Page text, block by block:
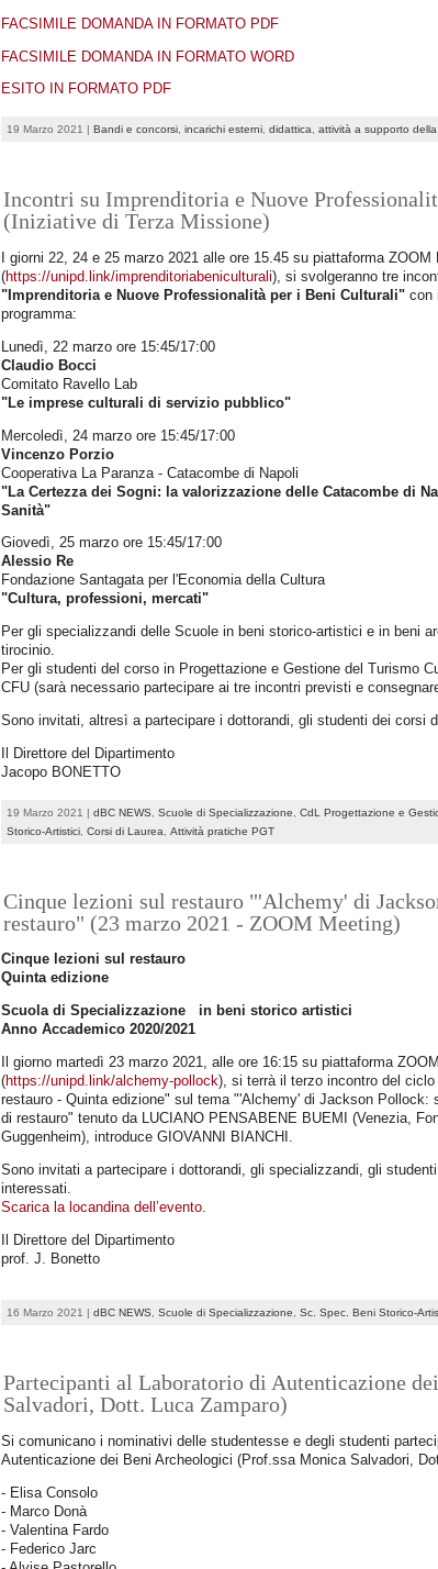
FACSIMILE DOMANDA IN FORMATO PDF
FACSIMILE DOMANDA IN FORMATO WORD
ESITO IN FORMATO PDF
19 Marzo 2021 | Bandi e concorsi incarichi esterni didattica attività a supporto
Incontri su Imprenditoria e Nuove
(Iniziative di Terza Missione)
I giorni 22, 24 e 25 marzo 2021 alle ore 15.45 su piattaforma ZOOM
(https://unipd.link/imprenditoriabeniculturali), si svolgeranno tre
"Imprenditoria e Nuove Professionalità per i Beni Culturali" con
programma:
Lunedì, 22 marzo ore 15:45/17:00
Claudio Bocci
Comitato Ravello Lab
"Le imprese culturali di servizio pubblico"
Mercoledì, 24 marzo ore 15:45/17:00
Vincenzo Porzio
Cooperativa La Paranza - Catacombe di Napoli
"La Certezza dei Sogni: la valorizzazione delle Catacombe di
Sanità"
Giovedì, 25 marzo ore 15:45/17:00
Alessio Re
Fondazione Santagata per l'Economia della Cultura
"Cultura, professioni, mercati"
Per gli specializzandi delle Scuole in beni storico-artistici e in beni
tirocinio.
Per gli studenti del corso in Progettazione e Gestione del Turismo
CFU (sarà necessario partecipare ai tre incontri previsti e
Sono invitati, altresì a partecipare i dottorandi, gli studenti dei corsi
Il Direttore del Dipartimento
Jacopo BONETTO
19 Marzo 2021 | dBC NEWS Scuole di Specializzazione CdL Progettazione e
Storico-Artistici Corsi di Laurea Attività pratiche PGT
Cinque lezioni sul restauro "'Alchemy' di
restauro" (23 marzo 2021 - ZOOM Meeting)
Cinque lezioni sul restauro
Quinta edizione
Scuola di Specializzazione in beni storico artistici
Anno Accademico 2020/2021
Il giorno martedì 23 marzo 2021, alle ore 16:15 su piattaforma
(https://unipd.link/alchemy-pollock), si terrà il terzo incontro del ciclo
restauro - Quinta edizione" sul tema "'Alchemy' di Jackson Pollock:
di restauro" tenuto da LUCIANO PENSABENE BUEMI (Venezia,
Guggenheim), introduce GIOVANNI BIANCHI.
Sono invitati a partecipare i dottorandi, gli specializzandi, gli
interessati.
Scarica la locandina dell’evento
Il Direttore del Dipartimento
prof. J. Bonetto
16 Marzo 2021 | dBC NEWS, Scuole di Specializzazione, Sc. Spec. Beni Storico-
Partecipanti al Laboratorio di Autenticazione
Salvadori, Dott. Luca Zamparo)
Si comunicano i nominativi delle studentesse e degli studenti
Autenticazione dei Beni Archeologici (Prof.ssa Monica Salvadori,
- Elisa Consolo
- Marco Donà
- Valentina Fardo
- Federico Jarc